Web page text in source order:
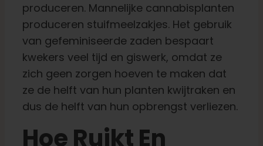
produceren. Mannelijke cannabisplanten
produceren stuifmeelzakjes. Het gebruik
van gefeminiseerde zaden bespaart
kwekers veel tijd en giswerk, omdat ze
zich geen zorgen hoeven te maken dat
ze de helft van hun planten kwijtraken en
dus de helft van hun opbrengst verliezen.
Hoe Ruikt En